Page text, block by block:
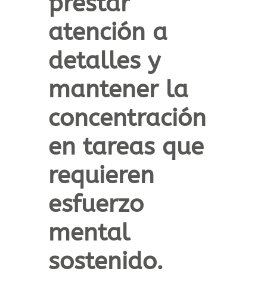
atención a
detalles y
mantener la
concentración
en tareas que
requieren
esfuerzo
mental
sostenido.